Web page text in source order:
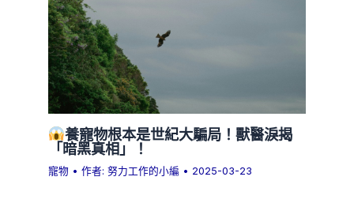
養寵物根本是世紀大騙局！獸醫淚揭
「暗黑真相」！
寵物 • 作者:努力工作的小編 • 2025-03-23